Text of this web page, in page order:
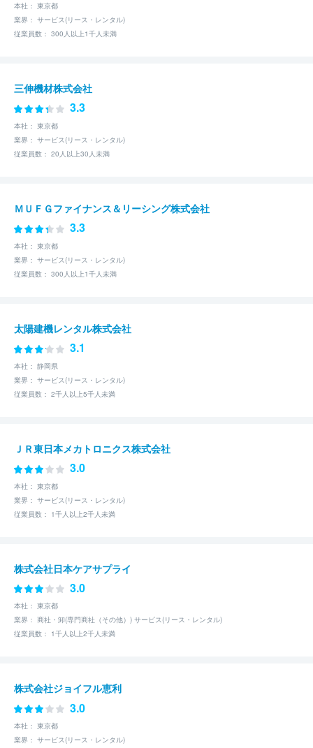
本社： 東京都
業界： サービス(リース・レンタル)
従業員数： 300人以上1千人未満
三伸機材株式会社
3.3
本社： 東京都
業界： サービス(リース・レンタル)
従業員数： 20人以上30人未満
ＭＵＦＧファイナンス＆リーシング株式会社
3.3
本社： 東京都
業界： サービス(リース・レンタル)
従業員数： 300人以上1千人未満
太陽建機レンタル株式会社
3.1
本社： 静岡県
業界： サービス(リース・レンタル)
従業員数： 2千人以上5千人未満
ＪＲ東日本メカトロニクス株式会社
3.0
本社： 東京都
業界： サービス(リース・レンタル)
従業員数： 1千人以上2千人未満
株式会社日本ケアサプライ
3.0
本社： 東京都
業界： 商社・卸(専門商社（その他）) サービス(リース・レンタル)
従業員数： 1千人以上2千人未満
株式会社ジョイフル恵利
3.0
本社： 東京都
業界： サービス(リース・レンタル)